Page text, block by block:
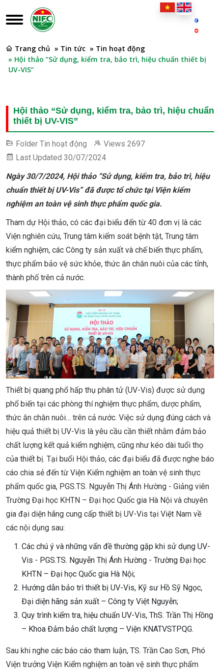
Trang chủ » Tin tức » Tin hoạt động
» Hội thảo “Sử dụng, kiểm tra, bảo trì, hiệu chuẩn thiết bị
UV-VIS”
Hội thảo “Sử dụng, kiểm tra, bảo trì, hiệu chuẩn
thiết bị UV-VIS”
Folder Tin hoạt động Views 2697
Last Updated 30/07/2024
Ngày 30/7/2024, Hội thảo “Sử dụng, kiểm tra, bảo trì, hiệu
chuẩn thiết bị UV-Vis” đã được tổ chức tại Viện kiểm
nghiệm an toàn vệ sinh thực phẩm quốc gia.
Tham dự Hội thảo, có các đại biểu đến từ 40 đơn vị là các
Viện nghiên cứu, Trung tâm kiểm soát bệnh tật, Trung tâm
kiểm nghiệm, các Công ty sản xuất và chế biến thực phẩm,
thực phẩm bảo vệ sức khỏe, thức ăn chăn nuôi của các tỉnh,
thành phố trên cả nước.
Thiết bị quang phổ hấp thụ phân tử (UV-Vis) được sử dụng
phổ biến tại các phòng thí nghiệm thực phẩm, dược phẩm,
thức ăn chăn nuôi… trên cả nước. Việc sử dụng đúng cách và
hiệu quả thiết bị UV-Vis là yêu cầu cần thiết nhằm đảm bảo
chất lượng kết quả kiểm nghiệm, cũng như kéo dài tuổi thọ
của thiết bị. Tại buổi Hội thảo, các đại biểu đã được nghe báo
cáo chia sẻ đến từ Viện Kiểm nghiệm an toàn vệ sinh thực
phẩm quốc gia, PGS.TS. Nguyễn Thị Ánh Hường - Giảng viên
Trường Đại học KHTN – Đại học Quốc gia Hà Nội và chuyên
gia đại diện hãng cung cấp thiết bị UV-Vis tại Việt Nam về
các nội dụng sau:
Các chú ý và những vấn đề thường gặp khi sử dụng UV-
Vis - PGS.TS. Nguyễn Thị Ánh Hường - Trường Đại học
KHTN – Đại học Quốc gia Hà Nội;
Hướng dẫn bảo trì thiết bị UV-Vis, Kỹ sư Hồ Sỹ Ngọc,
Đại diện hãng sản xuất – Công ty Việt Nguyễn;
Quy trình kiểm tra, hiệu chuẩn UV-Vis, ThS. Trần Thị Hồng
– Khoa Đảm bảo chất lượng – Viện KNATVSTPQG.
Sau khi nghe các báo cáo tham luận, TS. Trần Cao Sơn, Phó
Viện trưởng Viện Kiểm nghiệm an toàn vệ sinh thực phẩm